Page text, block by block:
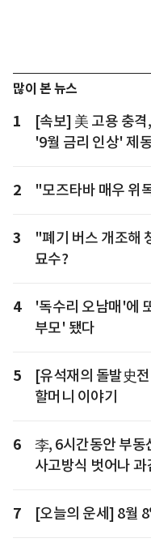
많이 본 뉴스
1
[속보] 美 고용 충
'9월 금리 인상' 제
2 "모즈타바 매우 위
3
"폐기 버스 개조해
묘수?
4
'독수리 오남매'에
부모' 됐다
5
[유석재의 돌발史
할머니 이야기
6
李, 6시간동안 부
사고방식 벗어나
7 [오늘의 운세] 8월